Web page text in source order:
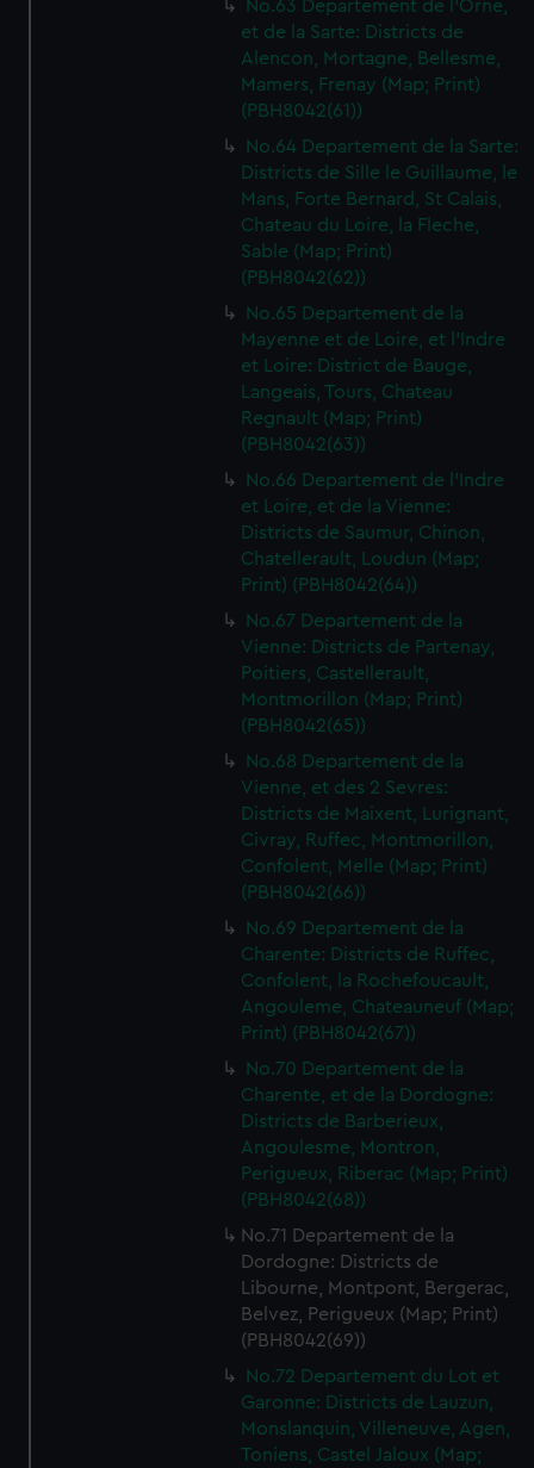
We’d like to use additional cookies to remember your
preferences, understand how our website is used, and to
help us improve it. We may also use cookies to tailor our
marketing to your interests and deliver embedded content
from third-party sources. You can choose to allow all
cookies, change your preferences or opt-out at any time.
No.63 Departement de l'Orne,
et de la Sarte: Districts de
Alencon, Mortagne, Bellesme,
Mamers, Frenay (Map; Print)
(PBH8042(61))
No.64 Departement de la Sarte:
Districts de Sille le Guillaume, le
Mans, Forte Bernard, St Calais,
Chateau du Loire, la Fleche,
Sable (Map; Print)
(PBH8042(62))
No.65 Departement de la
Mayenne et de Loire, et l'Indre
et Loire: District de Bauge,
Langeais, Tours, Chateau
Regnault (Map; Print)
(PBH8042(63))
No.66 Departement de l'Indre
et Loire, et de la Vienne:
Districts de Saumur, Chinon,
Chatellerault, Loudun (Map;
Print) (PBH8042(64))
No.67 Departement de la
Vienne: Districts de Partenay,
Poitiers, Castellerault,
Montmorillon (Map; Print)
(PBH8042(65))
No.68 Departement de la
Vienne, et des 2 Sevres:
Districts de Maixent, Lurignant,
Civray, Ruffec, Montmorillon,
Confolent, Melle (Map; Print)
(PBH8042(66))
No.69 Departement de la
Charente: Districts de Ruffec,
Confolent, la Rochefoucault,
Angouleme, Chateauneuf (Map;
Print) (PBH8042(67))
No.70 Departement de la
Charente, et de la Dordogne:
Districts de Barberieux,
Angoulesme, Montron,
Perigueux, Riberac (Map; Print)
(PBH8042(68))
No.71 Departement de la
Dordogne: Districts de
Libourne, Montpont, Bergerac,
Belvez, Perigueux (Map; Print)
(PBH8042(69))
No.72 Departement du Lot et
Garonne: Districts de Lauzun,
Monslanquin, Villeneuve, Agen,
Toniens, Castel Jaloux (Map;